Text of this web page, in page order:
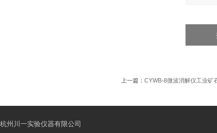
上一篇： CYWB-8微波消解仪工业矿
杭州川一实验仪器有限公司